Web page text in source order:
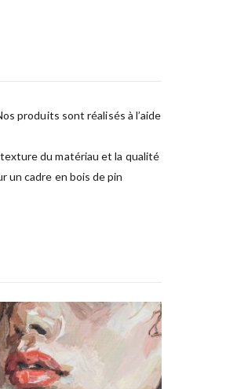
produits sont réalisés à l’aide
du matériau et la qualité
un cadre en bois de pin